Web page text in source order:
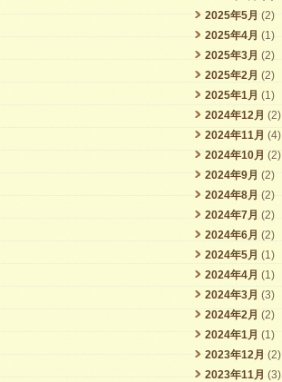
2025年5月 (2)
2025年4月 (1)
2025年3月 (2)
2025年2月 (2)
2025年1月 (1)
2024年12月 (2)
2024年11月 (4)
2024年10月 (2)
2024年9月 (2)
2024年8月 (2)
2024年7月 (2)
2024年6月 (2)
2024年5月 (1)
2024年4月 (1)
2024年3月 (3)
2024年2月 (2)
2024年1月 (1)
2023年12月 (2)
2023年11月 (3)